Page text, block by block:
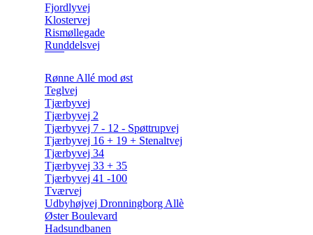
Fjordlyvej
Klostervej
Rismøllegade
Runddelsvej
Rønne Allé mod øst
Teglvej
Tjærbyvej
Tjærbyvej 2
Tjærbyvej 7 - 12 - Spøttrupvej
Tjærbyvej 16 + 19 + Stenaltvej
Tjærbyvej 34
Tjærbyvej 33 + 35
Tjærbyvej 41 -100
Tværvej
Udbyhøjvej Dronningborg Allè
Øster Boulevard
Hadsundbanen